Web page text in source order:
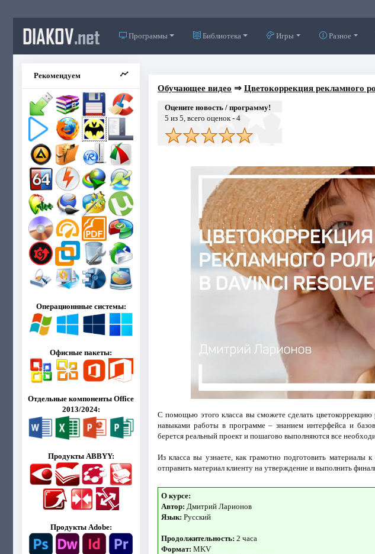
DIAKOV.net Программы Библиотека Игры Разное
Рекомендуем
Операционнные системы:
Офисные пакеты:
Отдельные компоненты Office
2013/2024:
Продукты ABBYY:
Продукты Adobe:
Обучающее видео ⇒ Цветокоррекция рекламного
Оцените новость / программу!
5 из 5, всего оценок - 4
С помощью этого класса вы сможете сделать
навыками работы в программе – знанием интерфейса и
берется реальный проект и пошагово выполняются все
Из класса вы узнаете, как грамотно подготовить материалы
отправить материал клиенту на утверждение и выполнить
О курсе:
Автор: Дмитрий Ларионов
Язык: Русский
Продолжительность: 2 часа
Формат: MKV